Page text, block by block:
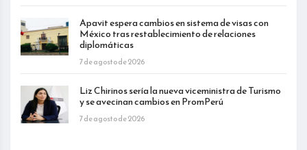
Apavit espera cambios en sistema de visas con
México tras restablecimiento de relaciones
diplomáticas
7 de agosto de 2026
Liz Chirinos sería la nueva viceministra de Turismo
y se avecinan cambios en PromPerú
7 de agosto de 2026